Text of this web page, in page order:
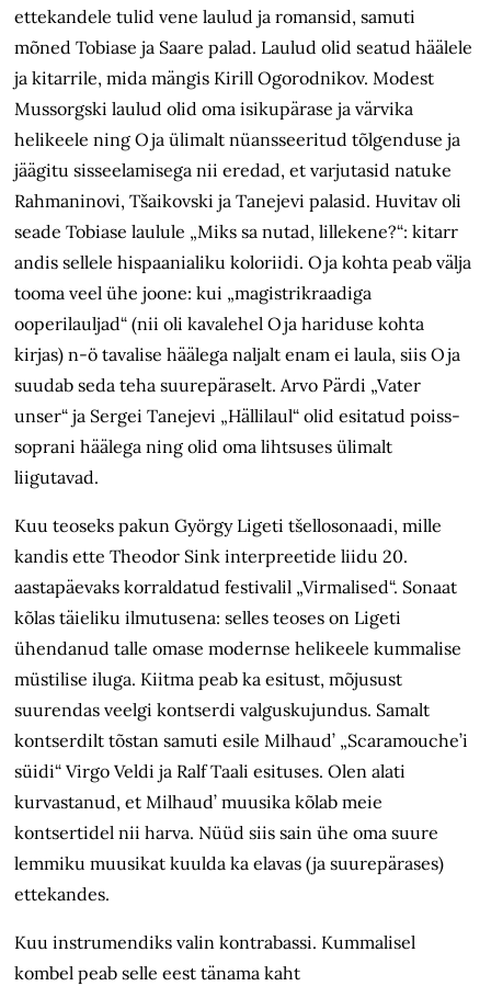
ettekandele tulid vene laulud ja romansid, samuti
mõned Tobiase ja Saare palad. Laulud olid seatud häälele
ja kitarrile, mida mängis Kirill Ogorodnikov. Modest
Mussorgski laulud olid oma isikupärase ja värvika
helikeele ning Oja ülimalt nüansseeritud tõlgenduse ja
jäägitu sisseelamisega nii eredad, et varjutasid natuke
Rahmaninovi, Tšaikovski ja Tanejevi palasid. Huvitav oli
seade Tobiase laulule „Miks sa nutad, lillekene?“: kitarr
andis sellele hispaanialiku koloriidi. Oja kohta peab välja
tooma veel ühe joone: kui „magistrikraadiga
ooperilauljad“ (nii oli kavalehel Oja hariduse kohta
kirjas) n-ö tavalise häälega naljalt enam ei laula, siis Oja
suudab seda teha suurepäraselt. Arvo Pärdi „Vater
unser“ ja Sergei Tanejevi „Hällilaul“ olid esitatud poiss-
soprani häälega ning olid oma lihtsuses ülimalt
liigutavad.
Kuu teoseks pakun György Ligeti tšellosonaadi, mille
kandis ette Theodor Sink interpreetide liidu 20.
aastapäevaks korraldatud festivalil „Virmalised“. Sonaat
kõlas täieliku ilmutusena: selles teoses on Ligeti
ühendanud talle omase modernse helikeele kummalise
müstilise iluga. Kiitma peab ka esitust, mõjusust
suurendas veelgi kontserdi valguskujundus. Samalt
kontserdilt tõstan samuti esile Milhaud’ „Scaramouche’i
süidi“ Virgo Veldi ja Ralf Taali esituses. Olen alati
kurvastanud, et Milhaud’ muusika kõlab meie
kontsertidel nii harva. Nüüd siis sain ühe oma suure
lemmiku muusikat kuulda ka elavas (ja suurepärases)
ettekandes.
Kuu instrumendiks valin kontrabassi. Kummalisel
kombel peab selle eest tänama kaht